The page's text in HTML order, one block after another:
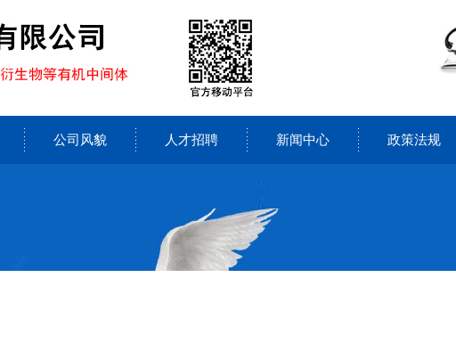
公司风貌 人才招聘 新闻中心 政策法规